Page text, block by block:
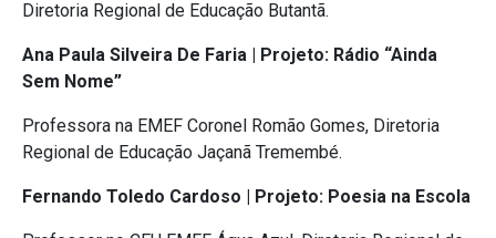
Diretoria Regional de Educação Butantã.
Ana Paula Silveira De Faria | Projeto: Rádio “Ainda
Sem Nome”
Professora na EMEF Coronel Romão Gomes, Diretoria
Regional de Educação Jaçanã Tremembé.
Fernando Toledo Cardoso | Projeto: Poesia na Escola